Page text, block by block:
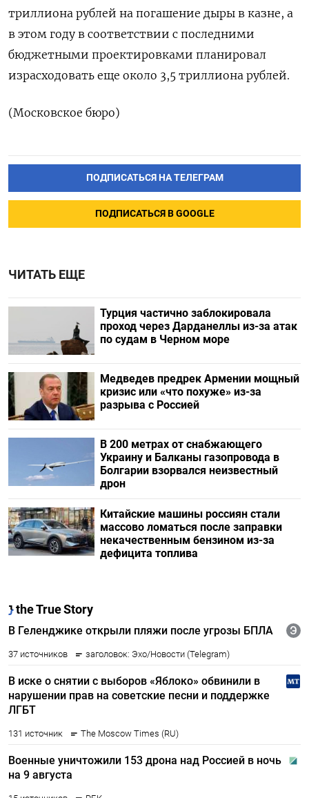
триллиона рублей на погашение дыры в казне, а
в этом году в соответствии с последними
бюджетными проектировками планировал
израсходовать еще около 3,5 триллиона рублей.
(Московское бюро)
ПОДПИСАТЬСЯ НА ТЕЛЕГРАМ
ПОДПИСАТЬСЯ В GOOGLE
ЧИТАТЬ ЕЩЕ
Турция частично заблокировала
проход через Дарданеллы из-за атак
по судам в Черном море
Медведев предрек Армении мощный
кризис или «что похуже» из-за
разрыва с Россией
В 200 метрах от снабжающего
Украину и Балканы газопровода в
Болгарии взорвался неизвестный
дрон
Китайские машины россиян стали
массово ломаться после заправки
некачественным бензином из-за
дефицита топлива